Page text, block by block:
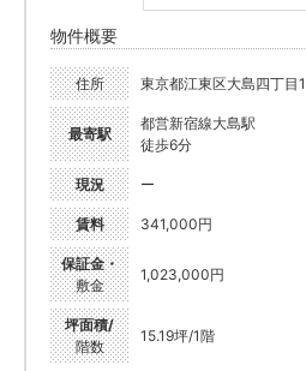
物件概要
住所 東京都江東区大島四丁目
最寄駅
都営新宿線大島駅
徒歩6分
現況 ー
賃料 341,000円
保証金・
敷金
1,023,000円
坪面積/
階数
15.19坪/1階